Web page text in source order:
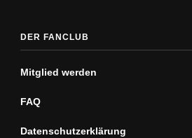
DER FANCLUB
Mitglied werden
FAQ
Datenschutz­erklärung